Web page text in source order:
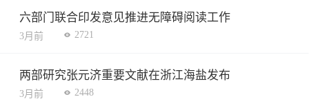
六部门联合印发意见推进无障碍阅读工作
3月前 2721
两部研究张元济重要文献在浙江海盐发布
3月前 2448